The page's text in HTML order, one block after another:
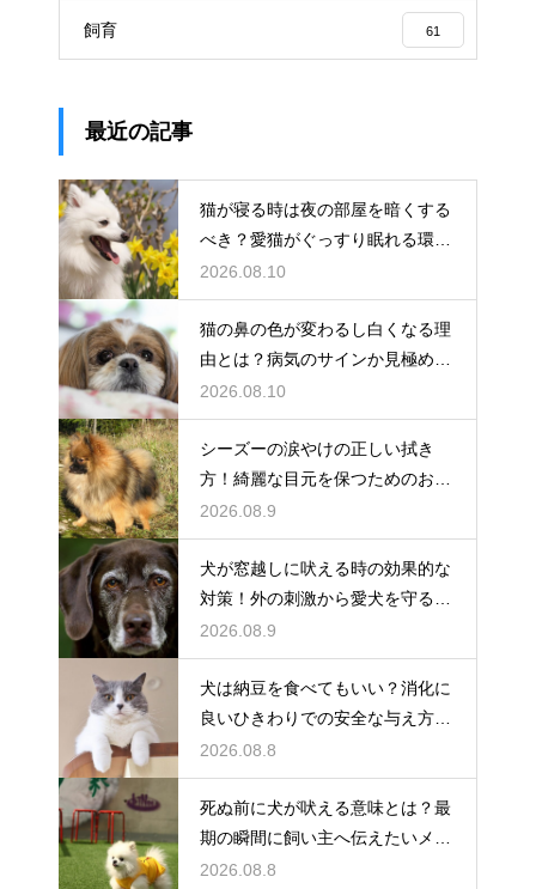
飼育 61
最近の記事
猫が寝る時は夜の部屋を暗くする
べき？愛猫がぐっすり眠れる環境
作り
2026.08.10
猫の鼻の色が変わるし白くなる理
由とは？病気のサインか見極める
方法
2026.08.10
シーズーの涙やけの正しい拭き
方！綺麗な目元を保つためのお手
入れ術
2026.08.9
犬が窓越しに吠える時の効果的な
対策！外の刺激から愛犬を守る環
境作り
2026.08.9
犬は納豆を食べてもいい？消化に
良いひきわりでの安全な与え方を
解説
2026.08.8
死ぬ前に犬が吠える意味とは？最
期の瞬間に飼い主へ伝えたいメッ
セージ
2026.08.8